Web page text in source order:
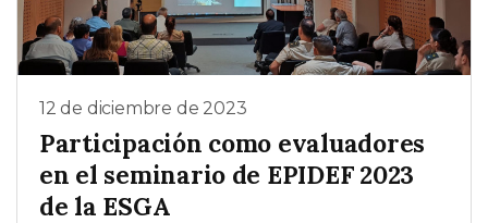
12 de diciembre de 2023
Participación como evaluadores
en el seminario de EPIDEF 2023
de la ESGA